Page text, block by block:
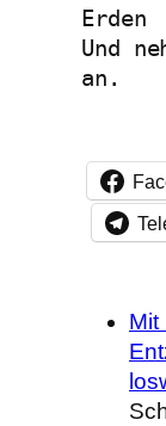
Erden
Und
an.
Mit